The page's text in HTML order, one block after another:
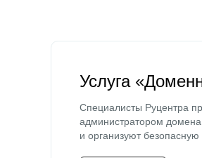
Услуга
Специалисты Руцентра
администратором
и организуют безопасную